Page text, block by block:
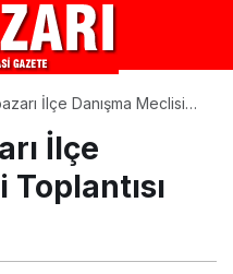
İlçe Danışma Meclisi
İlçe